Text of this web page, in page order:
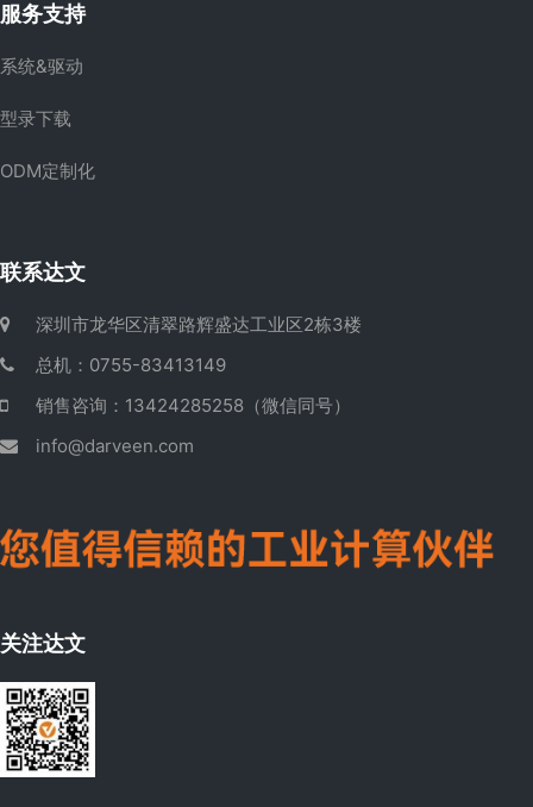
服务支持
系统&驱动
型录下载
ODM定制化
联系达文
深圳市龙华区清翠路辉盛达工业区2栋3楼
总机：0755-83413149
销售咨询：13424285258（微信同号）
info@darveen.com
关注达文